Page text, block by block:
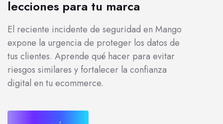
lecciones para tu marca
El reciente incidente de seguridad en Mango
expone la urgencia de proteger los datos de
tus clientes. Aprende qué hacer para evitar
riesgos similares y fortalecer la confianza
digital en tu ecommerce.